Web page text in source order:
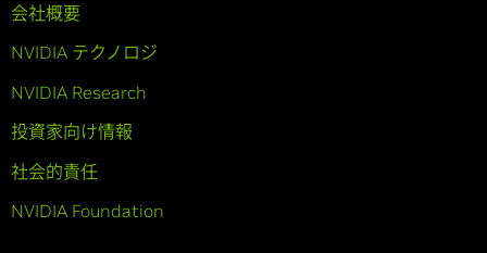
会社概要
NVIDIA テクノロジ
NVIDIA Research
投資家向け情報
社会的責任
NVIDIA Foundation